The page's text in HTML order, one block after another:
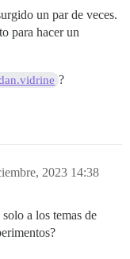
un par de veces.
para hacer un
?
2023 14:38
a los temas de